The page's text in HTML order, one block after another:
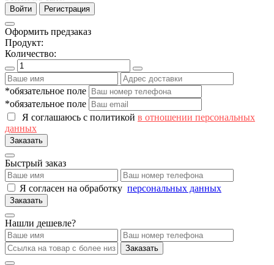
Войти Регистрация
Оформить предзаказ
Продукт:
Количество:
*обязательное поле
*обязательное поле
Я соглашаюсь с политикой в отношении персональных
данных
Заказать
Быстрый заказ
Я согласен на обработку персональных данных
Заказать
Нашли дешевле?
Заказать